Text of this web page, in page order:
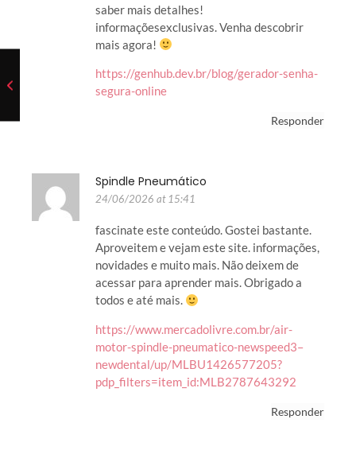
saber mais detalhes!
informaçõesexclusivas. Venha descobrir
mais agora!
https://genhub.dev.br/blog/gerador-senha-
segura-online
Responder
Spindle Pneumático
24/06/2026 at 15:41
fascinate este conteúdo. Gostei bastante.
Aproveitem e vejam este site. informações,
novidades e muito mais. Não deixem de
acessar para aprender mais. Obrigado a
todos e até mais.
https://www.mercadolivre.com.br/air-
motor-spindle-pneumatico-newspeed3–
newdental/up/MLBU1426577205?
pdp_filters=item_id:MLB2787643292
Responder